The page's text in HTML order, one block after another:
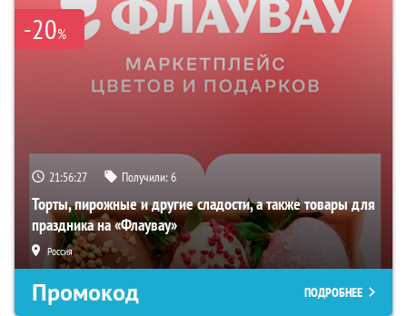
-20%
21:56:26 Получили:6
Торты, пирожные и другие сладости, а также товары для
праздника на «Флаувау»
Россия
Промокод ПОДРОБНЕЕ